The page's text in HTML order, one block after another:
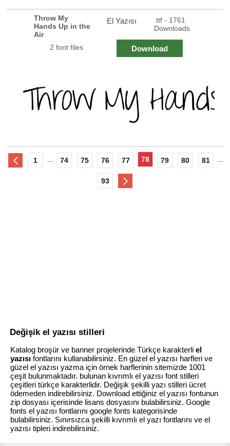
Throw My
Hands Up in the
Air
El Yazısı
.ttf - 1761
Downloads
2 font files Download
1 74 75 76 77 78 79 80 81
93
Değişik el yazısı stilleri
Katalog broşür ve banner projelerinde Türkçe karakterli el
yazısı fontlarını kullanabilirsiniz. En güzel el yazısı harfleri ve
güzel el yazısı yazma için örnek harflerinin sitemizde 1001
çeşit bulunmaktadır. bulunan kıvrımlı el yazısı font stilleri
çeşitleri türkçe karakterlidir. Değişik şekilli yazı stilleri ücret
ödemeden indirebilirsiniz. Download ettiğiniz el yazısı fontunun
zip dosyası içerisinde lisans dosyasını bulabilirsiniz. Google
fonts el yazısı fontlarını google fonts kategorisinde
bulabilirsiniz. Sınırsızca şekilli kıvrımlı el yazı fontlarını ve el
yazısı tipleri indirebilirsiniz.